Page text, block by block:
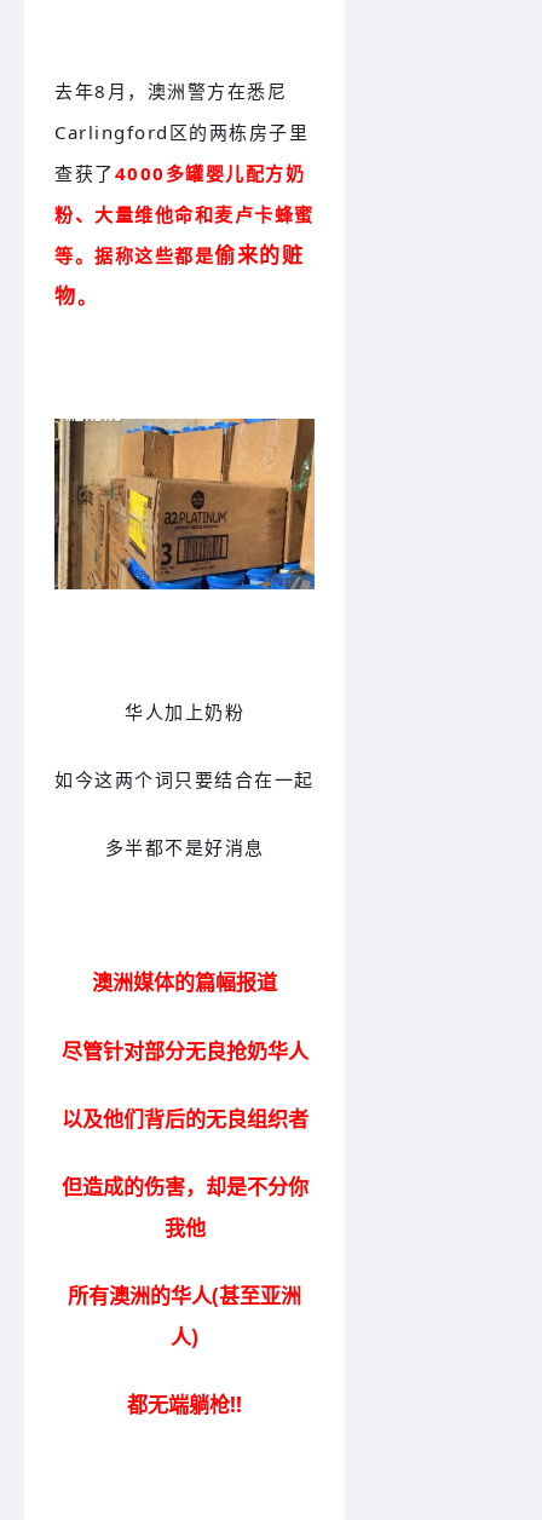
去年8月，澳洲警方在悉尼
Carlingford区的两栋房子里
查获了 4000多罐婴儿配方奶
粉、大量维他命和麦卢卡蜂蜜
等。据称这些都是偷来的赃
物。
华人加上奶粉
如今这两个词只要结合在一起
多半都不是好消息
澳洲媒体的篇幅报道
尽管针对部分无良抢奶华人
以及他们背后的无良组织者
但造成的伤害，却是不分你
我他
所有澳洲的华人(甚至亚洲
人)
都无端躺枪!!